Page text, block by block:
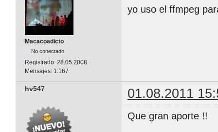
Macacoadicto
No conectado
Registrado: 28.05.2008
Mensajes: 1.167
yo uso el ffmpeg
hv547 01.08.2011
Que gran aporte !!